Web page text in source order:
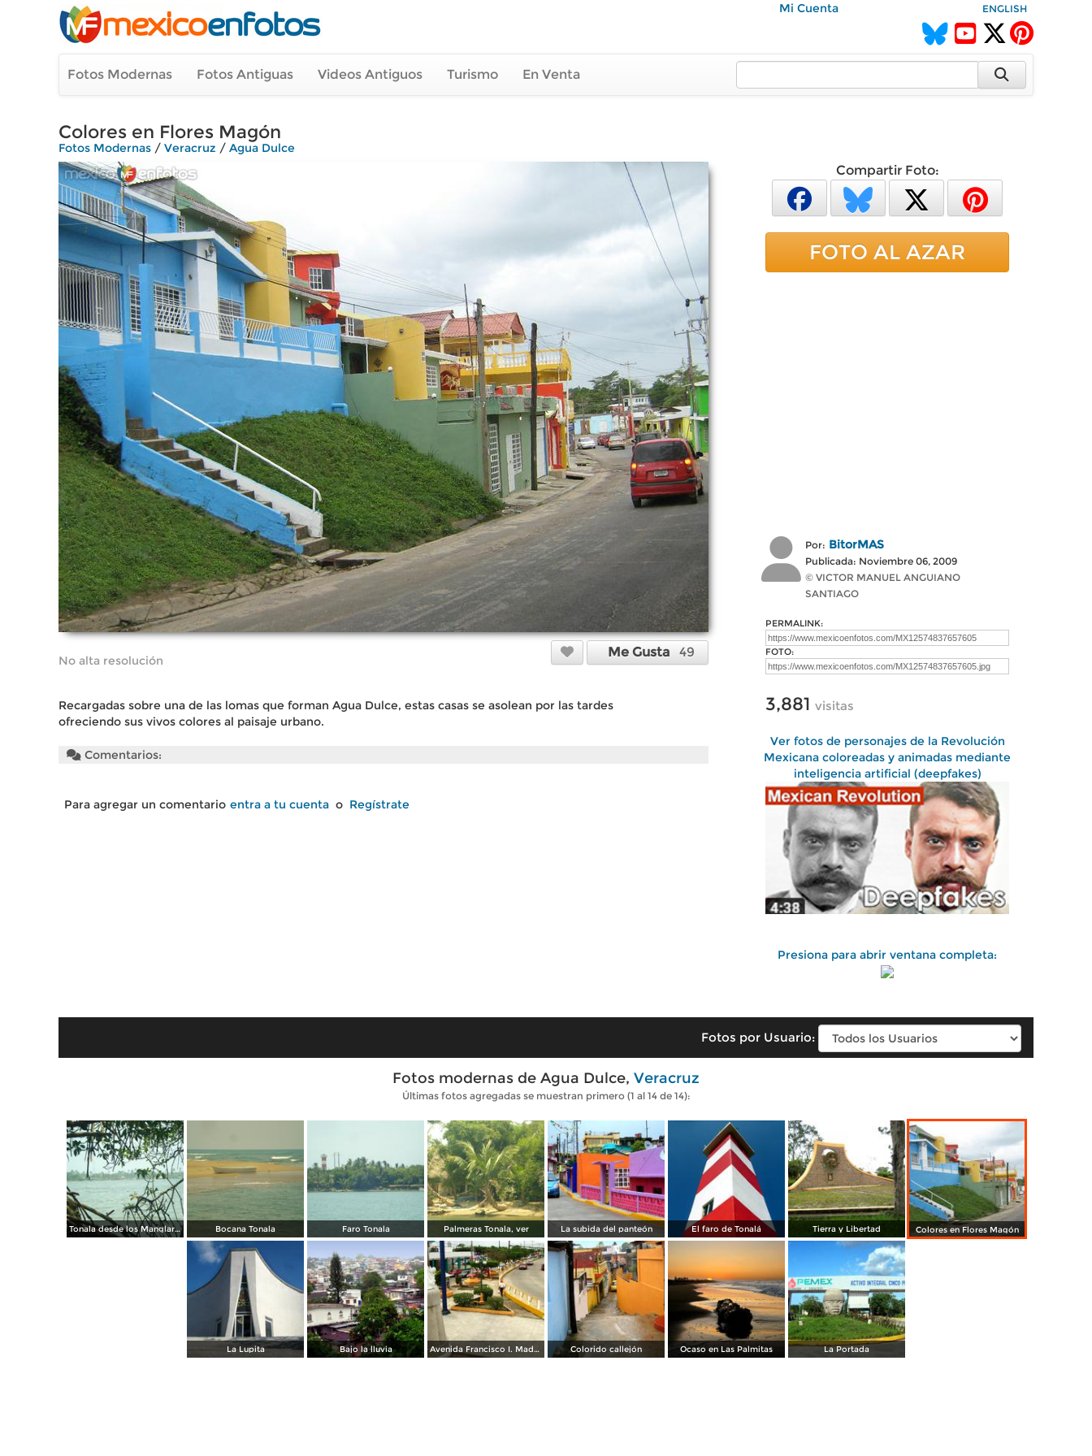
Mi Cuenta ENGLISH
Fotos Modernas Fotos Antiguas Videos Antiguos Turismo En Venta
Colores en Flores Magón
Fotos Modernas / Veracruz / Agua Dulce
No alta resolución
Me Gusta 49
Recargadas sobre una de las lomas que forman Agua Dulce, estas casas se asolean por las tardes
ofreciendo sus vivos colores al paisaje urbano.
Comentarios:
Para agregar un comentario entra a tu cuenta o Regístrate
Compartir Foto:
FOTO AL AZAR
Por: BitorMAS
Publicada: Noviembre 06, 2009
© VICTOR MANUEL ANGUIANO
SANTIAGO
PERMALINK:
FOTO:
3,881 visitas
Ver fotos de personajes de la Revolución
Mexicana coloreadas y animadas mediante
inteligencia artificial (deepfakes)
Presiona para abrir ventana completa:
Fotos por Usuario:
Fotos modernas de Agua Dulce, Veracruz
Últimas fotos agregadas se muestran primero (1 al 14 de 14):
Tonala desde los Manglares Bocana Tonala Faro Tonala Palmeras Tonala, ver La subida del panteón El faro de Tonalá Tierra y Libertad Colores en Flores Magón
La Lupita Bajo la lluvia Avenida Francisco I. Madero Colorido callejón Ocaso en Las Palmitas La Portada